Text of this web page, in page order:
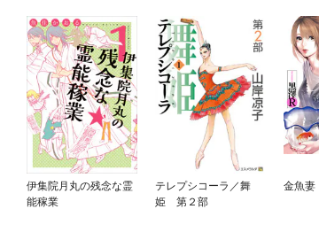
伊集院月丸の残念な霊
能稼業
テレプシコーラ／舞
姫 第２部
金魚妻